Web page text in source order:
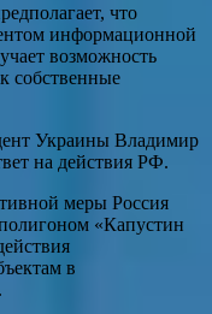
что
информационной
возможность
собственные
Украины Владимир
на действия РФ.
меры Россия
«Капустин
в